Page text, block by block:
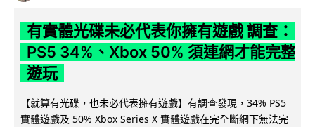
有實體光碟未必代表你擁有遊戲 調查：
PS5 34%、Xbox 50% 須連網才能完整
遊玩
【就算有光碟，也未必代表擁有遊戲】有調查發現，34% PS5
實體遊戲及 50% Xbox Series X 實體遊戲在完全斷網下無法完